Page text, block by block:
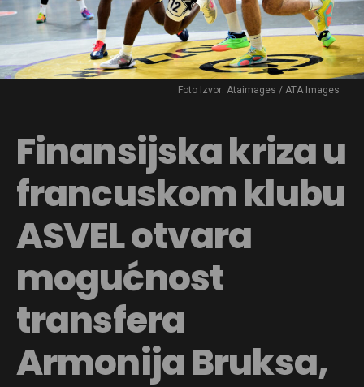
Foto Izvor: Ataimages / ATA Images
Finansijska kriza u
francuskom klubu
ASVEL otvara
mogućnost
transfera
Armonija Bruksa,